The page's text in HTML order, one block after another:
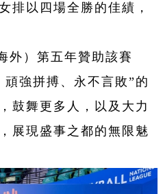
排以四場全勝的佳績，
外） 第五年贊助該賽
強拼搏、永不言敗”的
鼓舞更多人，以及大力
展現盛事之都的無限魅